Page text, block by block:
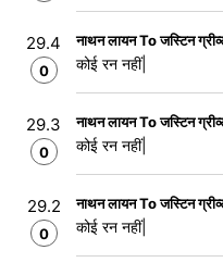
29.4
0
नाथन लायन To जस्टिन
कोई रन नहीं|
29.3
0
नाथन लायन To जस्टिन
कोई रन नहीं|
29.2
0
नाथन लायन To जस्टिन
कोई रन नहीं|